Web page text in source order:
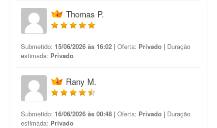
Thomas P.
Submetido: 15/06/2026 às 16:02 | Oferta: Privado | Duração
estimada: Privado
Rany M.
Submetido: 16/06/2026 às 00:48 | Oferta: Privado | Duração
estimada: Privado